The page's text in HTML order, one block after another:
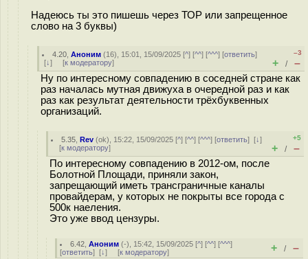
Надеюсь ты это пишешь через ТОР или запрещенное
слово на 3 буквы)
4.20 ,Аноним (16), 15:01, 15/09/2025 [^] [^^] [^^^] [ответить]
[↓] [к модератору]
–3
+ / –
Ну по интересному совпадению в соседней стране как
раз началась мутная движуха в очередной раз и как
раз как результат деятельности трёхбуквенных
организаций.
5.35 ,Rev (ok), 15:22, 15/09/2025 [^] [^^] [^^^] [ответить][↓]
[к модератору]
+5
+ / –
По интересному совпадению в 2012-ом, после
Болотной Площади, приняли закон,
запрещающий иметь трансграничные каналы
провайдерам, у которых не покрыты все города с
500к наеления.
Это уже ввод цензуры.
6.42 ,Аноним (-), 15:42, 15/09/2025 [^] [^^] [^^^]
[ответить] [↓] [к модератору] + / –